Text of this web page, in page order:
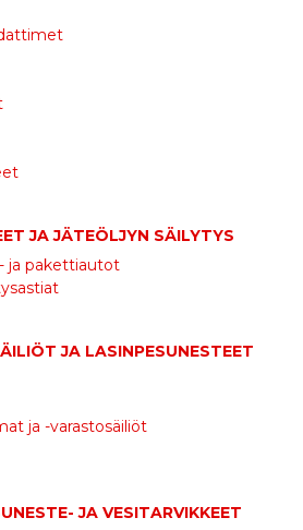
JA JÄTEÖLJYN SÄILYTYS
ja pakettiautot
JA LASINPESUNESTEET
ja -varastosäiliöt
JA VESITARVIKKEET